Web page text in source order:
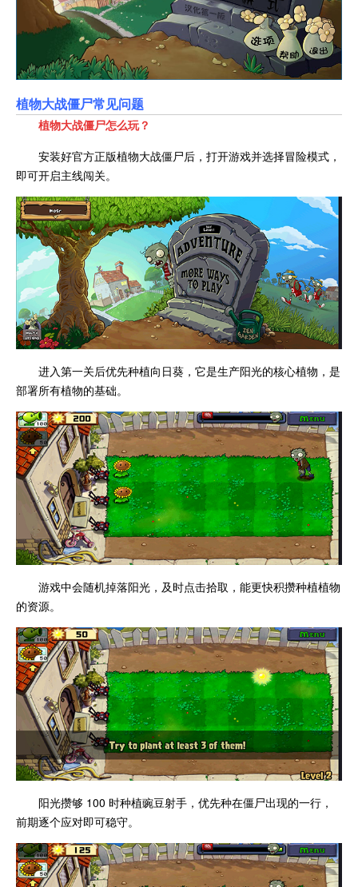
植物大战僵尸常见问题
植物大战僵尸怎么玩？
安装好官方正版植物大战僵尸后，打开游戏并选择冒险模式，
即可开启主线闯关。
进入第一关后优先种植向日葵，它是生产阳光的核心植物，是
部署所有植物的基础。
游戏中会随机掉落阳光，及时点击拾取，能更快积攒种植植物
的资源。
阳光攒够 100 时种植豌豆射手，优先种在僵尸出现的一行，
前期逐个应对即可稳守。